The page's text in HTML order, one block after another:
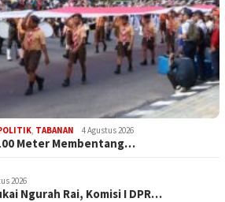
, TABANAN 4 Agustus 2026
Meter Membentang…
2026
Ngurah Rai, Komisi I DPR…